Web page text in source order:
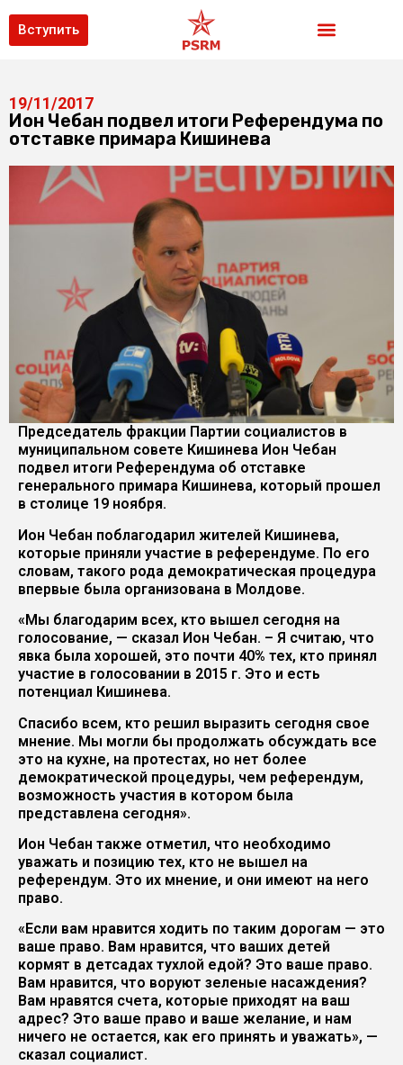
Вступить
19/11/2017
Ион Чебан подвел итоги Референдума по
отставке примара Кишинева
Председатель фракции Партии социалистов в
муниципальном совете Кишинева Ион Чебан
подвел итоги Референдума об отставке
генерального примара Кишинева, который прошел
в столице 19 ноября.
Ион Чебан поблагодарил жителей Кишинева,
которые приняли участие в референдуме. По его
словам, такого рода демократическая процедура
впервые была организована в Молдове.
«Мы благодарим всех, кто вышел сегодня на
голосование, — сказал Ион Чебан. – Я считаю, что
явка была хорошей, это почти 40% тех, кто принял
участие в голосовании в 2015 г. Это и есть
потенциал Кишинева.
Спасибо всем, кто решил выразить сегодня свое
мнение. Мы могли бы продолжать обсуждать все
это на кухне, на протестах, но нет более
демократической процедуры, чем референдум,
возможность участия в котором была
представлена сегодня».
Ион Чебан также отметил, что необходимо
уважать и позицию тех, кто не вышел на
референдум. Это их мнение, и они имеют на него
право.
«Если вам нравится ходить по таким дорогам — это
ваше право. Вам нравится, что ваших детей
кормят в детсадах тухлой едой? Это ваше право.
Вам нравится, что воруют зеленые насаждения?
Вам нравятся счета, которые приходят на ваш
адрес? Это ваше право и ваше желание, и нам
ничего не остается, как его принять и уважать», —
сказал социалист.